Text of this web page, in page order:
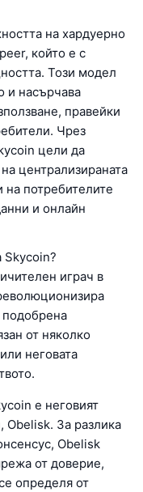
на хардуерно
който е с
Този модел
и насърчава
правейки
Чрез
цели да
централизираната
на потребителите
и онлайн
Skycoin?
играч в
подобрена
от няколко
неговата
е неговият
Obelisk. За разлика
Obelisk
от доверие,
определя от